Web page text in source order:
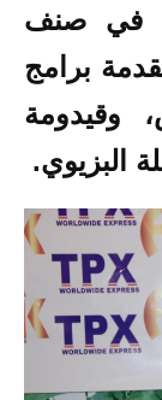
في صنف
برامج
وقيدومة
البزيوي.